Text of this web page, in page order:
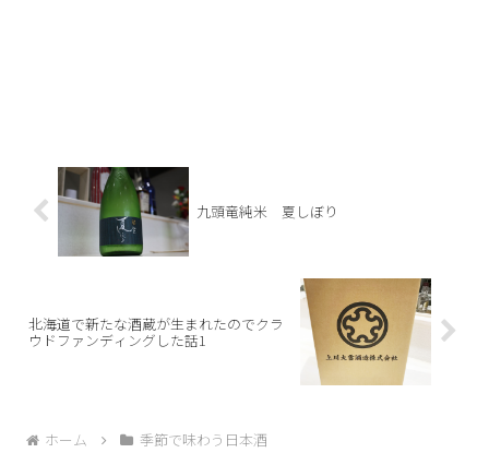
九頭竜純米 夏しぼり
北海道で新たな酒蔵が生まれたのでクラ
ウドファンディングした話1
ホーム 季節で味わう日本酒